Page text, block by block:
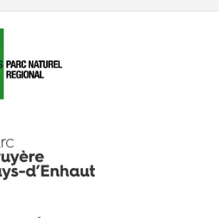
Informationen